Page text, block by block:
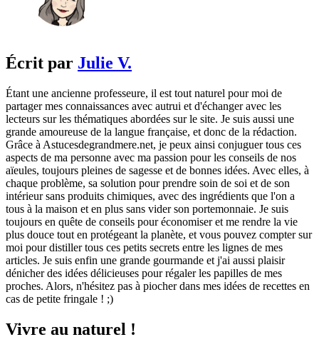
Écrit par Julie V.
Étant une ancienne professeure, il est tout naturel pour moi de
partager mes connaissances avec autrui et d'échanger avec les
lecteurs sur les thématiques abordées sur le site. Je suis aussi une
grande amoureuse de la langue française, et donc de la rédaction.
Grâce à Astucesdegrandmere.net, je peux ainsi conjuguer tous ces
aspects de ma personne avec ma passion pour les conseils de nos
aïeules, toujours pleines de sagesse et de bonnes idées. Avec elles, à
chaque problème, sa solution pour prendre soin de soi et de son
intérieur sans produits chimiques, avec des ingrédients que l'on a
tous à la maison et en plus sans vider son portemonnaie. Je suis
toujours en quête de conseils pour économiser et me rendre la vie
plus douce tout en protégeant la planète, et vous pouvez compter sur
moi pour distiller tous ces petits secrets entre les lignes de mes
articles. Je suis enfin une grande gourmande et j'ai aussi plaisir
dénicher des idées délicieuses pour régaler les papilles de mes
proches. Alors, n'hésitez pas à piocher dans mes idées de recettes en
cas de petite fringale ! ;)
Vivre au naturel !